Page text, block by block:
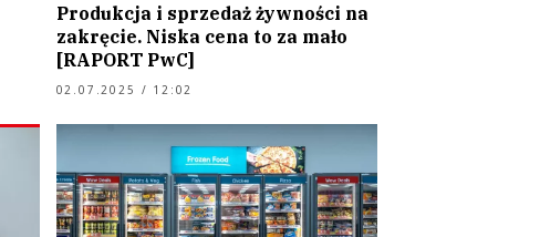
Produkcja i sprzedaż żywności na
zakręcie. Niska cena to za mało
[RAPORT PwC]
02.07.2025 / 12:02